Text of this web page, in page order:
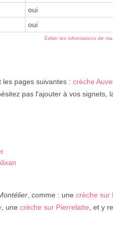
oui
oui
Éditer les informations de
pages suivantes : crèche
pas l'ajouter à vos signets,
, comme : une crèche sur
, une crèche sur Pierrelatte , et y